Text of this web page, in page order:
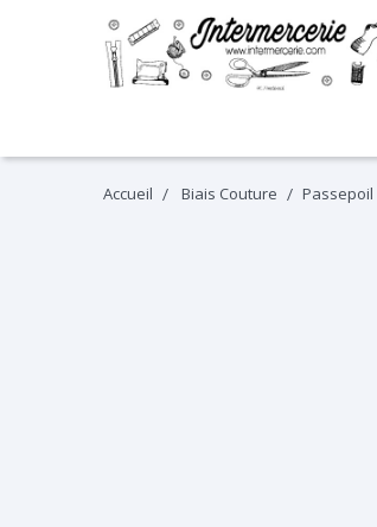
Accueil Biais Couture Passepoil